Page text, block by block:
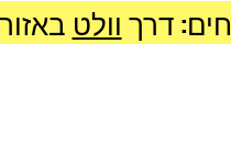
דרך וולט